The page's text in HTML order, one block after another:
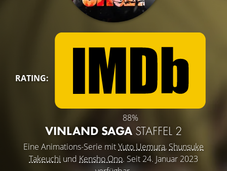
RATING:
88%
VINLAND SAGA STAFFEL 2
Eine Animations-Serie mitYuto Uemura, Shunsuke
Takeuchi und Kensho Ono. Seit 24. Januar 2023